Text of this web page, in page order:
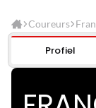
Coureurs
Profiel